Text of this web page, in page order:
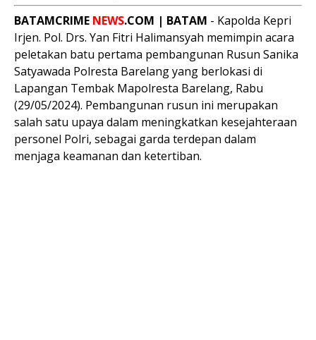
BATAMCRIME NEWS.COM | BATAM - Kapolda Kepri
Irjen. Pol. Drs. Yan Fitri Halimansyah memimpin acara
peletakan batu pertama pembangunan Rusun Sanika
Satyawada Polresta Barelang yang berlokasi di
Lapangan Tembak Mapolresta Barelang, Rabu
(29/05/2024). Pembangunan rusun ini merupakan
salah satu upaya dalam meningkatkan kesejahteraan
personel Polri, sebagai garda terdepan dalam
menjaga keamanan dan ketertiban.